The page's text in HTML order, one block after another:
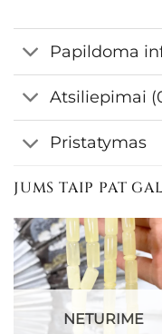
Papildoma
Atsiliepimai
Pristatymas
JUMS TAIP PAT
NETURIME